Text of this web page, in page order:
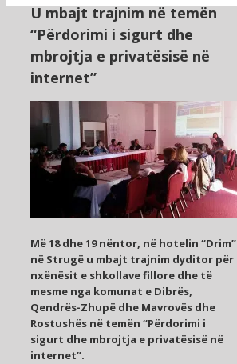
U mbajt trajnim në temën
“Përdorimi i sigurt dhe
mbrojtja e privatësisë në
internet”
Më 18 dhe 19 nëntor, në hotelin “Drim”
në Strugë u mbajt trajnim dyditor për
nxënësit e shkollave fillore dhe të
mesme nga komunat e Dibrës,
Qendrës-Zhupë dhe Mavrovës dhe
Rostushës në temën “Përdorimi i
sigurt dhe mbrojtja e privatësisë në
internet”.